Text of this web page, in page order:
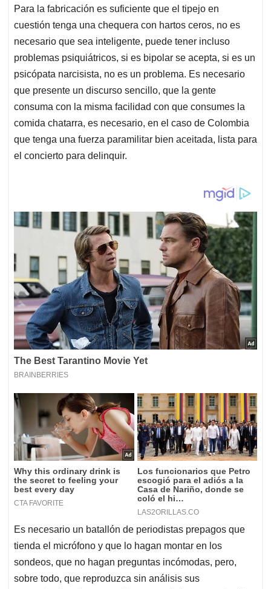
Para la fabricación es suficiente que el tipejo en
cuestión tenga una chequera con hartos ceros, no es
necesario que sea inteligente, puede tener incluso
problemas psiquiátricos, si es bipolar se acepta, si es un
psicópata narcisista, no es un problema. Es necesario
que presente un discurso sencillo, que la gente
consuma con la misma facilidad con que consumes la
comida chatarra, es necesario, en el caso de Colombia
que tenga una fuerza paramilitar bien aceitada, lista para
el concierto para delinquir.
Es necesario un batallón de periodistas prepagos que
tienda el micrófono y que lo hagan montar en los
sondeos, que no hagan preguntas incómodas, pero,
sobre todo, que reproduzca sin análisis sus